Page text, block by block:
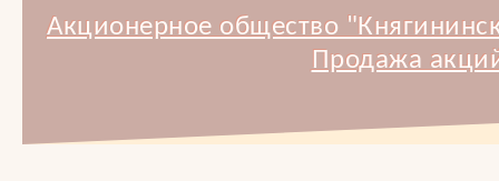
Акционерное общество
Продажа